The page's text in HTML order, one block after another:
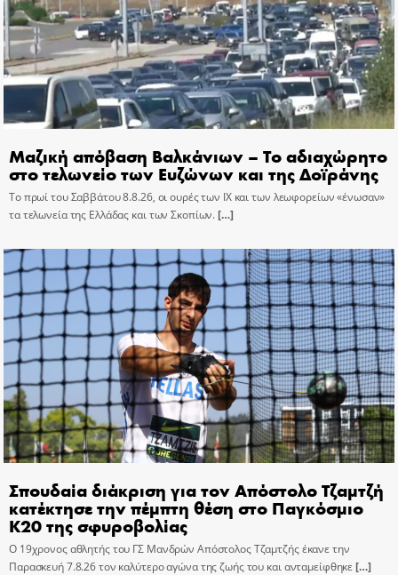
Μαζική απόβαση Βαλκάνιων – Το αδιαχώρητο
στο τελωνείο των Ευζώνων και της Δοϊράνης
Το πρωί του Σαββάτου 8.8.26, οι ουρές των ΙΧ και των λεωφορείων «ένωσαν»
τα τελωνεία της Ελλάδας και των Σκοπίων.[…]
Σπουδαία διάκριση για τον Απόστολο Τζαμτζή
κατέκτησε την πέμπτη θέση στο Παγκόσμιο
Κ20 της σφυροβολίας
Ο 19χρονος αθλητής του ΓΣ Μανδρών Απόστολος Τζαμτζής έκανε την
Παρασκευή 7.8.26 τον καλύτερο αγώνα της ζωής του και ανταμείφθηκε[…]